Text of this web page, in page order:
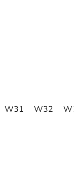
W31 W32